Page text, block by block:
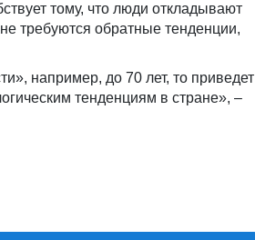
тому, что люди откладывают
требуются обратные тенденции,
например, до 70 лет, то приведет
тенденциям в стране», –